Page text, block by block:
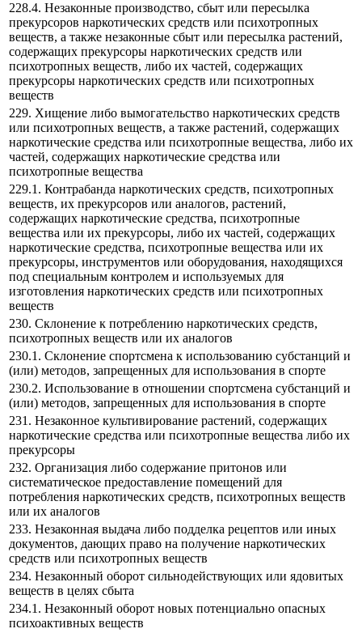
228.4. Незаконные производство, сбыт или пересылка
прекурсоров наркотических средств или психотропных
веществ, а также незаконные сбыт или пересылка растений,
содержащих прекурсоры наркотических средств или
психотропных веществ, либо их частей, содержащих
прекурсоры наркотических средств или психотропных
веществ
229. Хищение либо вымогательство наркотических средств
или психотропных веществ, а также растений, содержащих
наркотические средства или психотропные вещества, либо их
частей, содержащих наркотические средства или
психотропные вещества
229.1. Контрабанда наркотических средств, психотропных
веществ, их прекурсоров или аналогов, растений,
содержащих наркотические средства, психотропные
вещества или их прекурсоры, либо их частей, содержащих
наркотические средства, психотропные вещества или их
прекурсоры, инструментов или оборудования, находящихся
под специальным контролем и используемых для
изготовления наркотических средств или психотропных
веществ
230. Склонение к потреблению наркотических средств,
психотропных веществ или их аналогов
230.1. Склонение спортсмена к использованию субстанций и
(или) методов, запрещенных для использования в спорте
230.2. Использование в отношении спортсмена субстанций и
(или) методов, запрещенных для использования в спорте
231. Незаконное культивирование растений, содержащих
наркотические средства или психотропные вещества либо их
прекурсоры
232. Организация либо содержание притонов или
систематическое предоставление помещений для
потребления наркотических средств, психотропных веществ
или их аналогов
233. Незаконная выдача либо подделка рецептов или иных
документов, дающих право на получение наркотических
средств или психотропных веществ
234. Незаконный оборот сильнодействующих или ядовитых
веществ в целях сбыта
234.1. Незаконный оборот новых потенциально опасных
психоактивных веществ